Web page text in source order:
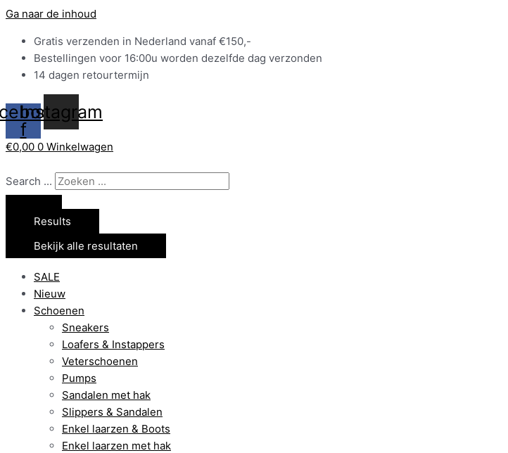
Ga naar de inhoud
Gratis verzenden in Nederland vanaf €150,-
Bestellingen voor 16:00u worden dezelfde dag verzonden
14 dagen retourtermijn
f
Instagram
€0,00 0 Winkelwagen
Search ...
Results
Bekijk alle resultaten
SALE
Nieuw
Schoenen
Sneakers
Loafers & Instappers
Veterschoenen
Pumps
Sandalen met hak
Slippers & Sandalen
Enkel laarzen & Boots
Enkel laarzen met hak